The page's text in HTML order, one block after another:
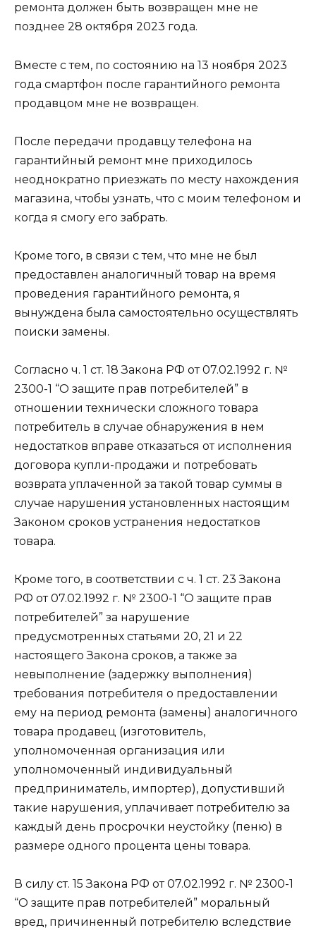
ремонта должен быть возвращен мне не
позднее 28 октября 2023 года.
Вместе с тем, по состоянию на 13 ноября 2023
года смартфон после гарантийного ремонта
продавцом мне не возвращен.
После передачи продавцу телефона на
гарантийный ремонт мне приходилось
неоднократно приезжать по месту нахождения
магазина, чтобы узнать, что с моим телефоном и
когда я смогу его забрать.
Кроме того, в связи с тем, что мне не был
предоставлен аналогичный товар на время
проведения гарантийного ремонта, я
вынуждена была самостоятельно осуществлять
поиски замены.
Согласно ч. 1 ст. 18 Закона РФ от 07.02.1992 г. №
2300-1 “О защите прав потребителей” в
отношении технически сложного товара
потребитель в случае обнаружения в нем
недостатков вправе отказаться от исполнения
договора купли-продажи и потребовать
возврата уплаченной за такой товар суммы в
случае нарушения установленных настоящим
Законом сроков устранения недостатков
товара.
Кроме того, в соответствии с ч. 1 ст. 23 Закона
РФ от 07.02.1992 г. № 2300-1 “О защите прав
потребителей” за нарушение
предусмотренных статьями 20, 21 и 22
настоящего Закона сроков, а также за
невыполнение (задержку выполнения)
требования потребителя о предоставлении
ему на период ремонта (замены) аналогичного
товара продавец (изготовитель,
уполномоченная организация или
уполномоченный индивидуальный
предприниматель, импортер), допустивший
такие нарушения, уплачивает потребителю за
каждый день просрочки неустойку (пеню) в
размере одного процента цены товара.
В силу ст. 15 Закона РФ от 07.02.1992 г. № 2300-1
“О защите прав потребителей” моральный
вред, причиненный потребителю вследствие